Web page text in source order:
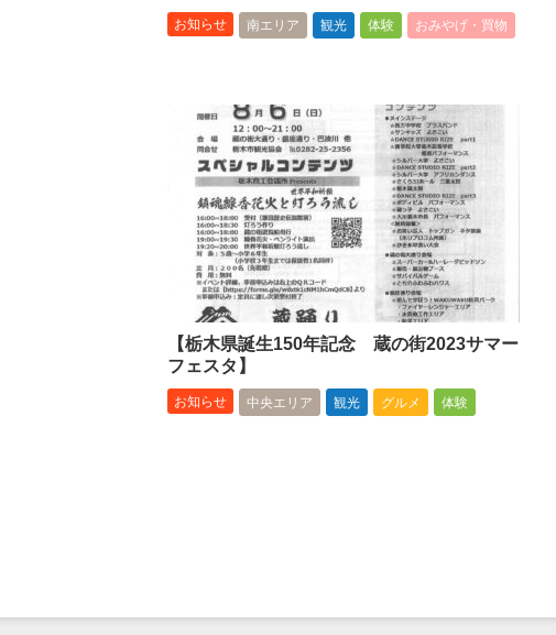
お知らせ 南エリア 観光 体験 おみやげ・買物
【栃木県誕生150年記念 蔵の街2023サマー
フェスタ】
お知らせ 中央エリア 観光 グルメ 体験